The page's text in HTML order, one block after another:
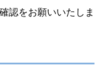
認をお願いいたしま